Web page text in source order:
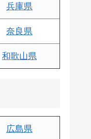
兵庫県
奈良県
和歌山県
広島県